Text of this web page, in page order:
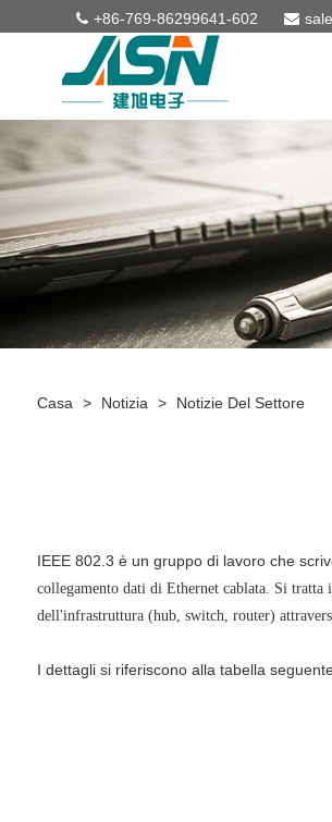
+86-769-86299641-602
Casa > Notizia > Notizie Del Settore
IEEE 802.3 è un gruppo di lavoro che
collegamento dati di Ethernet cablata. Si
dell'infrastruttura (hub, switch, router)
I dettagli si riferiscono alla tabella